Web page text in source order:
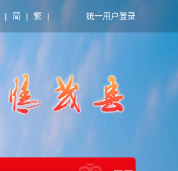
| 简 | 繁 | 统一用户登录